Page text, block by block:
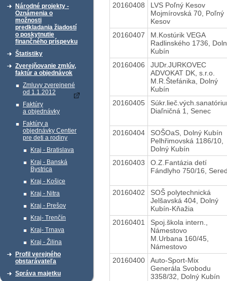
Národné projekty -
Oznámenia o
možnosti
predkladania žiadostí
o poskytnutie
finančného príspevku
Štatistiky
Zverejňovanie zmlúv,
faktúr a objednávok
Zmluvy zverejnené
od 1.1.2012
Faktúry
a objednávky
Faktúry a
objednávky Centier
pre deti a rodiny
Kraj - Bratislava
Kraj - Banská
Bystrica
Kraj - Košice
Kraj - Nitra
Kraj - Prešov
Kraj- Trenčín
Kraj- Trnava
Kraj - Žilina
Profil verejného
obstarávateľa
Správa majetku
20160408
LVS Poľný Kesov
Mojmírovská 70, Poľný
Kesov
20160407
M.Kostúrik VEGA
Radlinského 1736,
Kubín
20160406
JUDr.JURKOVEC
ADVOKAT DK, s.r.o.
M.R.Štefánika, Dolný
Kubín
20160405
Diaľničná 1, Senec
20160404
SOŠOaS, Dolný Kubín
Pelhřimovská 1186/10,
Dolný Kubín
20160403
O.Z.Fantázia detí
Fándlyho 750/16,
20160402
SOŠ polytechnická
Jelšavská 404, Dolný
Kubín-Kňažia
20160401
Spoj.škola intern.,
Námestovo
M.Urbana 160/45,
Námestovo
20160400
Auto-Sport-Mix
Generála Svobodu
3358/32, Dolný Kubín